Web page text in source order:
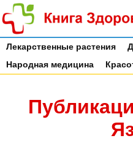
Лекарственные растения
Народная медицина